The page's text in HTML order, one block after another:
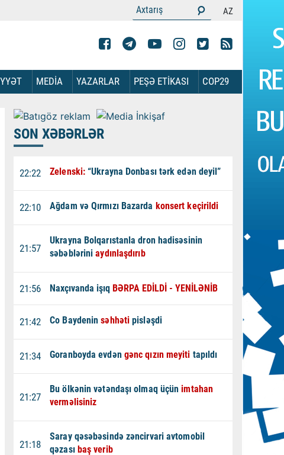
AZ
MEDİA YAZARLAR PEŞƏ ETİKASI COP29
SON XƏBƏRLƏR
22:22 Zelenski: “Ukrayna Donbası tərk edən deyil”
22:10 Ağdam və Qırmızı Bazarda konsert keçirildi
21:57
Ukrayna Bolqarıstanla dron hadisəsinin
səbəbləriniaydınlaşdırıb
21:56 Naxçıvanda işıq BƏRPA EDİLDİ - YENİLƏNİB
21:42 Co Baydeninsəhhəti pisləşdi
21:34 Goranboyda evdən gənc qızın meyiti tapıldı
21:27
Bu ölkənin vətəndaşı olmaq üçünimtahan
verməlisiniz
21:18
Saray qəsəbəsində zəncirvari avtomobil
qəzası baş verib